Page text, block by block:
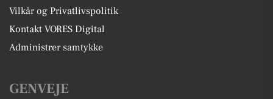
Vilkår og Privatlivspolitik
Kontakt VORES Digital
Administrer samtykke
GENVEJE